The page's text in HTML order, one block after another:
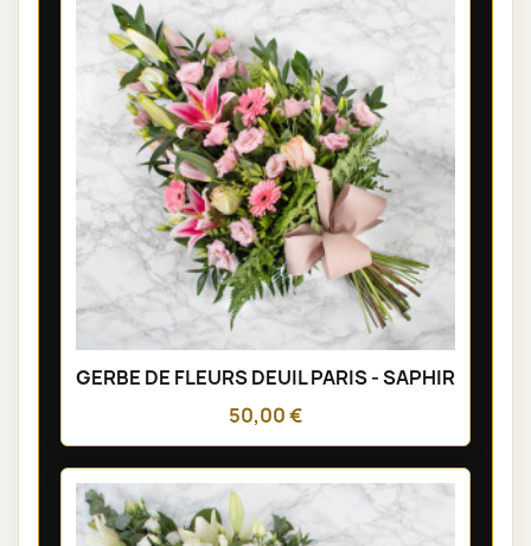
GERBE DE FLEURS DEUIL PARIS - SAPHIR
50,00 €